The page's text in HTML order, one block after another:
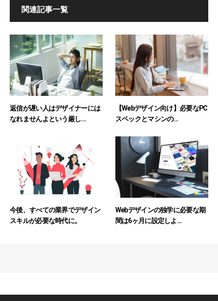
関連記事一覧
返信が遅い人はデザイナーには
なれませんよという厳し...
【Webデザイン向け】必要なPC
スペックとマシンの...
今後、すべての業界でデザイン
スキルが必要な時代に。
Webデザインの独学に必要な期
間は6ヶ月に設定しよ...